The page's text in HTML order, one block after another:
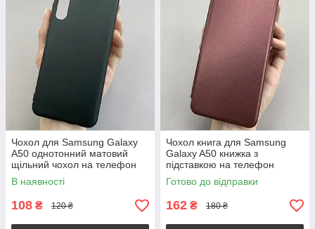
Чохол для Samsung Galaxy
A50 однотонний матовий
щільний чохол на телефон
самсунг а50 чорний TPB
В наявності
108 ₴ 120 ₴
Чохол книга для Samsung
Galaxy A50 книжка з
підставкою на телефон
самсунг а50 бордова stn
Готово до відправки
162 ₴ 180 ₴